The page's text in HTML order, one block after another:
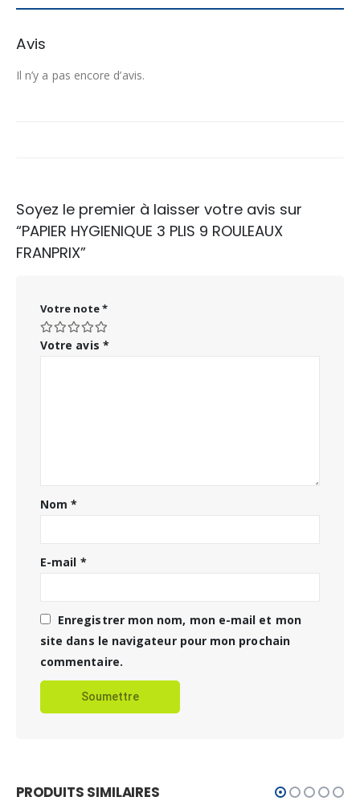
Avis
Il n’y a pas encore d’avis.
Soyez le premier à laisser votre avis sur
“PAPIER HYGIENIQUE 3 PLIS 9 ROULEAUX
FRANPRIX”
Votre note*
Votre avis *
Nom*
E-mail *
Enregistrer mon nom, mon e-mail et mon
site dans le navigateur pour mon prochain
commentaire.
PRODUITS SIMILAIRES